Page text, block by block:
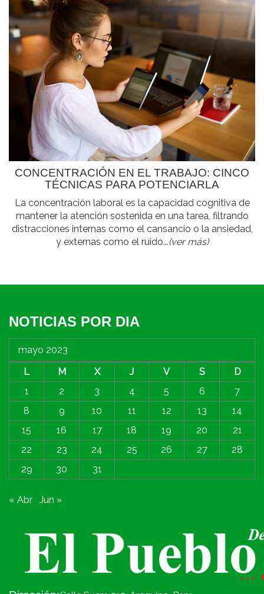
CONCENTRACIÓN EN EL TRABAJO: CINCO
TÉCNICAS PARA POTENCIARLA
La concentración laboral es la capacidad cognitiva de
mantener la atención sostenida en una tarea, filtrando
distracciones internas como el cansancio o la ansiedad,
y externas como el ruido...(ver más)
NOTICIAS POR DIA
mayo 2023
L
M X J V S
D
1
2 3 4 5 6
7
8
9 10 11 12 13
14
15
16 17 18 19 20
21
22
23 24 25 26 27
28
29
30 31
« Abr Jun »